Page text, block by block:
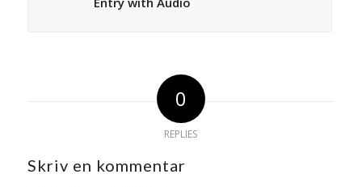
0
REPLIES
Skriv en kommentar